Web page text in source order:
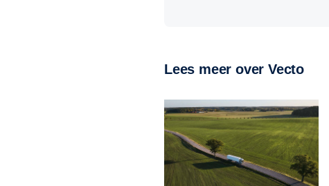
Lees meer over Vecto